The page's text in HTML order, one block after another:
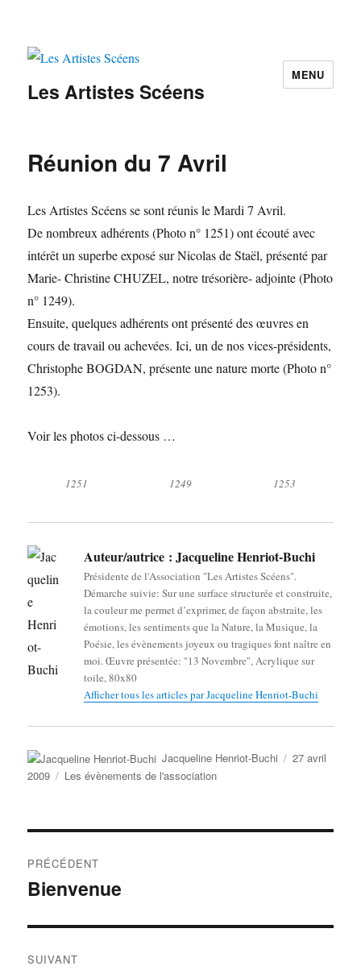
Les Artistes Scéens
MENU
Réunion du 7 Avril
Les Artistes Scéens se sont réunis le Mardi 7 Avril.
De nombreux adhérents (Photo n° 1251) ont écouté avec
intérêt un superbe exposé sur Nicolas de Staël, présenté par
Marie- Christine CHUZEL, notre trésorière- adjointe (Photo
n° 1249).
Ensuite, quelques adhérents ont présenté des œuvres en
cours de travail ou achevées. Ici, un de nos vices-présidents,
Christophe BOGDAN, présente une nature morte (Photo n°
1253).
Voir les photos ci-dessous …
1251 1249 1253
Auteur/autrice : Jacqueline Henriot-Buchi
Présidente de l'Association "Les Artistes Scéens".
Démarche suivie: Sur une surface structurée et construite,
la couleur me permet d’exprimer, de façon abstraite, les
émotions, les sentiments que la Nature, la Musique, la
Poésie, les évènements joyeux ou tragiques font naître en
moi. Œuvre présentée: "13 Novembre", Acrylique sur
toile, 80x80
Afficher tous les articles par Jacqueline Henriot-Buchi
Auteur
Jacqueline Henriot-Buchi
Publié
27 avril
2009
Catégories
Les évènements de l'association
de
PRÉCÉDENT
Publication
Bienvenue
SUIVANT